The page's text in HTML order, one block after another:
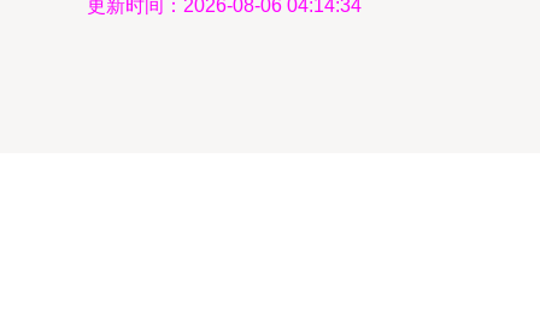
更新时间：2026-08-06 04:14:34